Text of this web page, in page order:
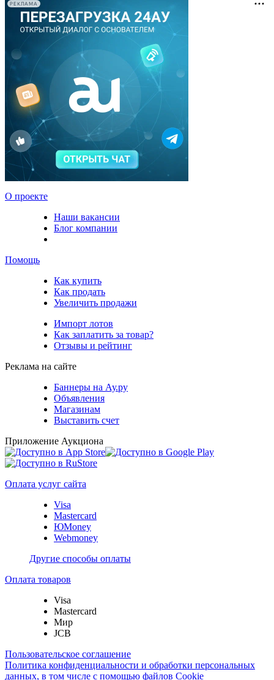
РЕКЛАМА
О проекте
Наши вакансии
Блог компании
Помощь
Как купить
Как продать
Увеличить продажи
Импорт лотов
Как заплатить за товар?
Отзывы и рейтинг
Реклама на сайте
Баннеры на Ау.ру
Объявления
Магазинам
Выставить счет
Приложение Аукциона
Оплата услуг сайта
Visa
Mastercard
ЮMoney
Webmoney
Другие способы оплаты
Оплата товаров
Visa
Mastercard
Мир
JCB
Пользовательское соглашение
Политика конфиденциальности и обработки персональных
данных, в том числе с помощью файлов Cookie